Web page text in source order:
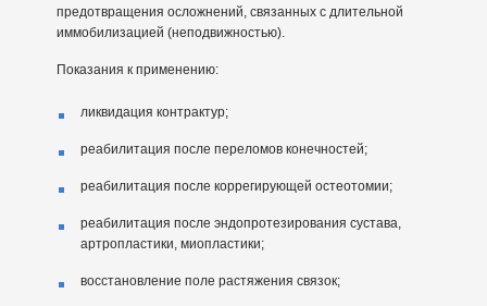
предотвращения осложнений, связанных с длительной
иммобилизацией (неподвижностью).
Показания к применению:
ликвидация контрактур;
реабилитация после переломов конечностей;
реабилитация после коррегирующей остеотомии;
реабилитация после эндопротезирования сустава,
артропластики, миопластики;
восстановление поле растяжения связок;